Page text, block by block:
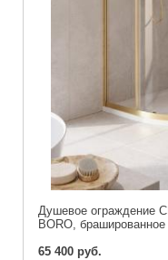
Душевое ограждение
BORO, брашированное
65 400 руб.